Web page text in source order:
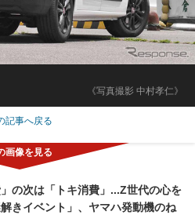
《写真撮影 中村孝仁》
記事へ戻る
」の次は「トキ消費」...Z世代の心を
きイベント」、ヤマハ発動機のね